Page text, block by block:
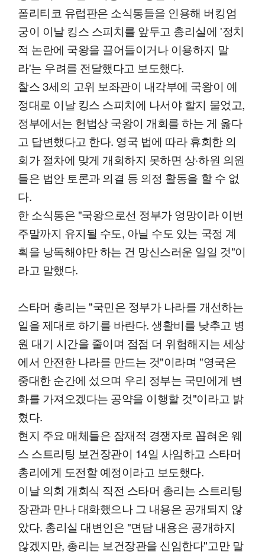
폴리티코 유럽판은 소식통들을 인용해 버킹엄
궁이 이날 킹스 스피치를 앞두고 총리실에 '정치
적 논란에 국왕을 끌어들이거나 이용하지 말
라'는 우려를 전달했다고 보도했다.
찰스 3세의 고위 보좌관이 내각부에 국왕이 예
정대로 이날 킹스 스피치에 나서야 할지 물었고,
정부에서는 헌법상 국왕이 개회를 하는 게 옳다
고 답변했다고 한다. 영국 법에 따라 휴회한 의
회가 절차에 맞게 개회하지 못하면 상·하원 의원
들은 법안 토론과 의결 등 의정 활동을 할 수 없
다.
한 소식통은 "국왕으로선 정부가 엉망이라 이번
주말까지 유지될 수도, 아닐 수도 있는 국정 계
획을 낭독해야만 하는 건 망신스러운 일일 것"이
라고 말했다.
스타머 총리는 "국민은 정부가 나라를 개선하는
일을 제대로 하기를 바란다. 생활비를 낮추고 병
원 대기 시간을 줄이며 점점 더 위험해지는 세상
에서 안전한 나라를 만드는 것"이라며 "영국은
중대한 순간에 섰으며 우리 정부는 국민에게 변
화를 가져오겠다는 공약을 이행할 것"이라고 밝
혔다.
현지 주요 매체들은 잠재적 경쟁자로 꼽혀온 웨
스 스트리팅 보건장관이 14일 사임하고 스타머
총리에게 도전할 예정이라고 보도했다.
이날 의회 개회식 직전 스타머 총리는 스트리팅
장관과 만나 대화했으나 그 내용은 공개되지 않
았다. 총리실 대변인은 "면담 내용은 공개하지
않겠지만, 총리는 보건장관을 신임한다"고만 말